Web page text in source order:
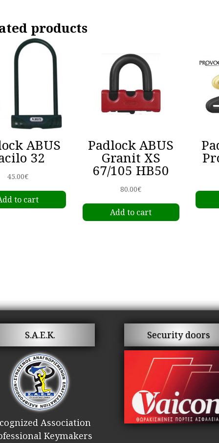
products
ABUS
32
45.00€
to cart
Padlock ABUS
Granit XS
67/105 HB50
80.00€
Add to cart
S.A.E.K.
Association
Keymakers
Security doors